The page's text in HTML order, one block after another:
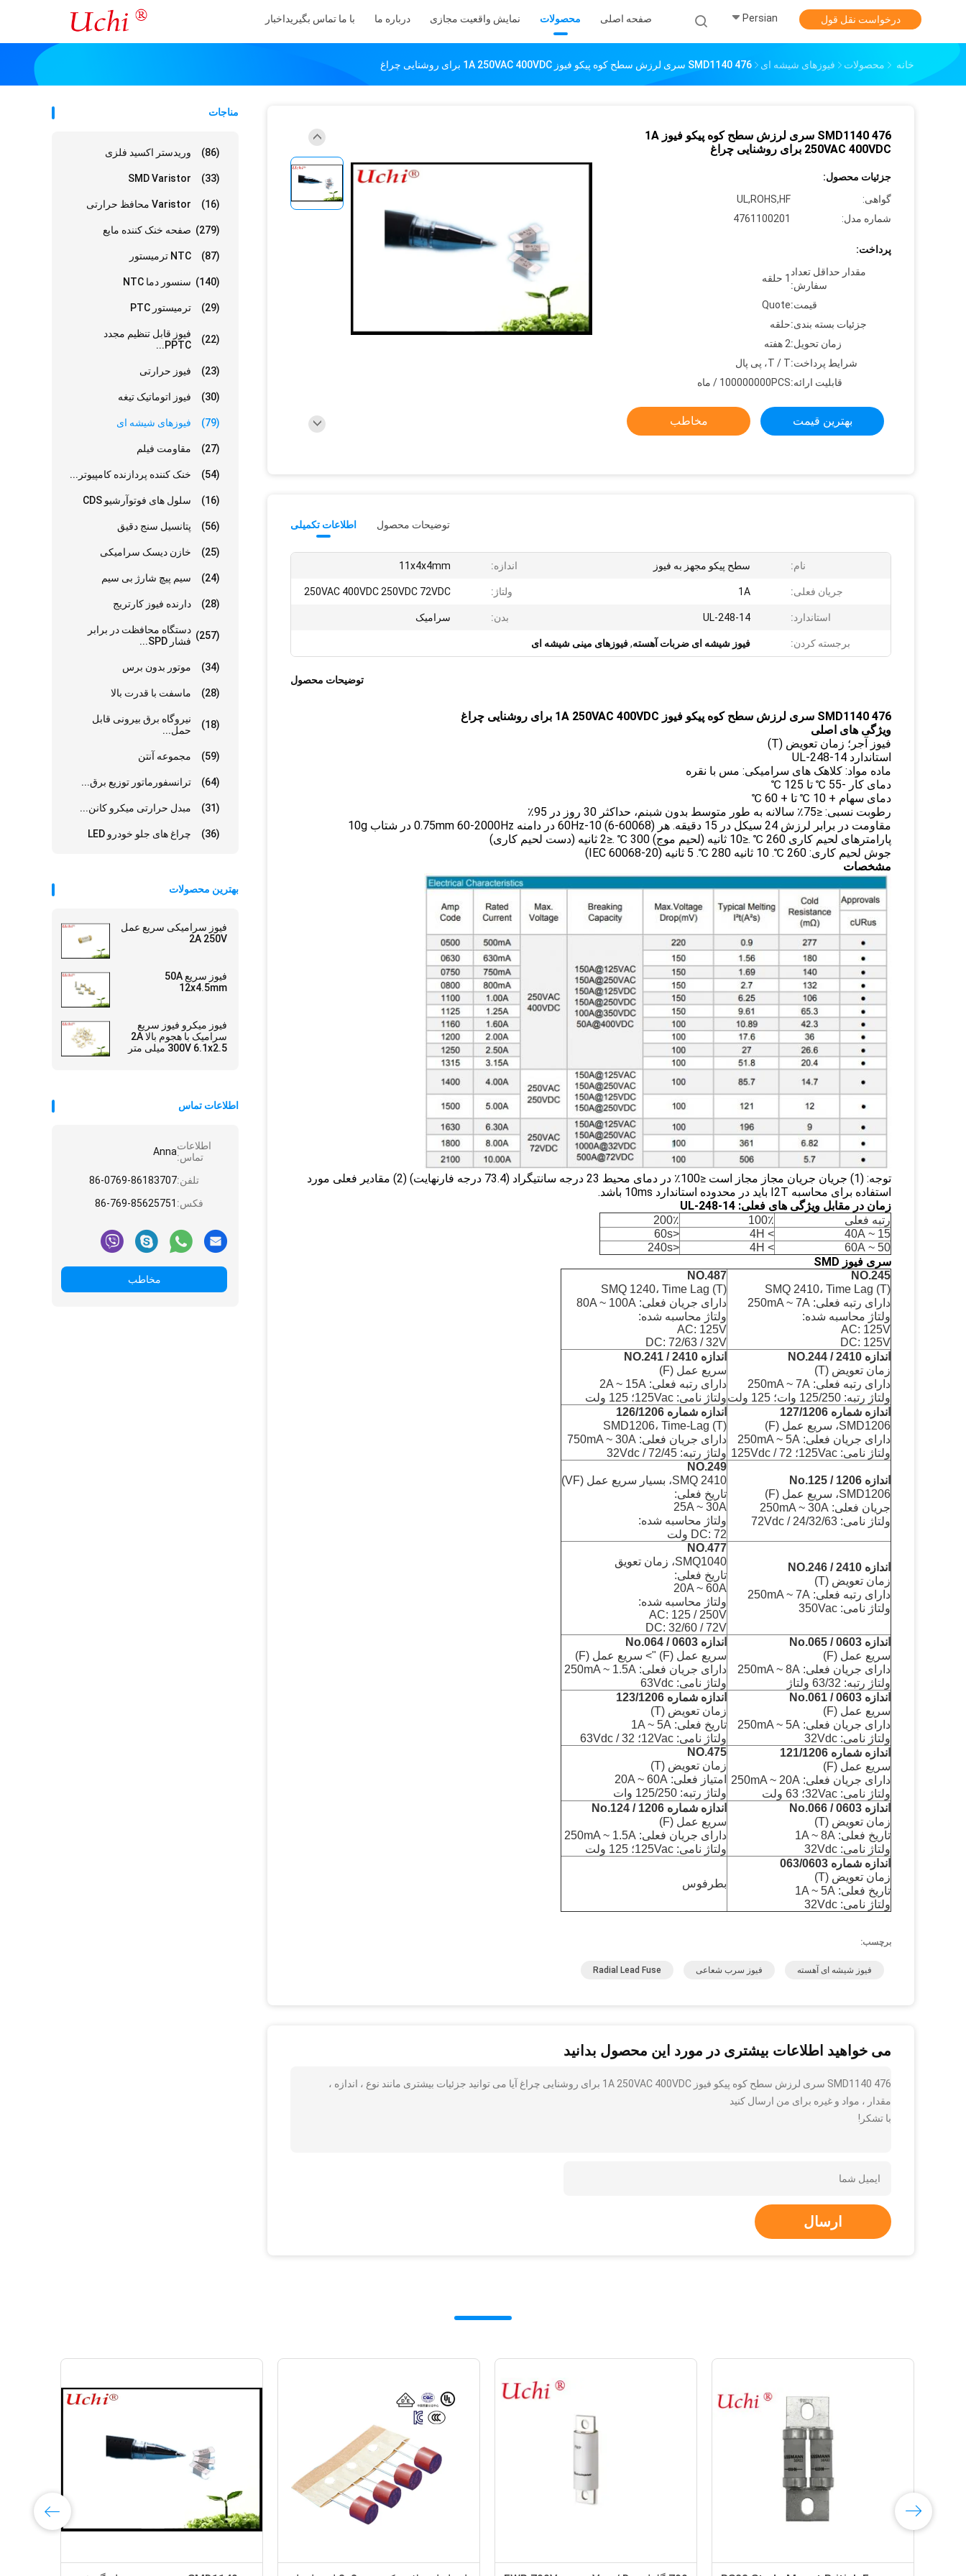
صفحه اصلی محصولات نمایش واقعیت مجازی درباره ما با ما تماس بگیریداخبار Persian درخواست نقل قول
خانه محصولات فیوزهای شیشه ای SMD1140 476 سری لرزش سطح کوه پیکو فیوز 1A 250VAC 400VDC برای روشنایی چراغ
مناجات
وریدستر اکسید فلزی (86)
SMD Varistor (33)
Varistor محافظ حرارتی (16)
صفحه خنک کننده مایع (279)
NTC ترمیستور (87)
سنسور دما NTC (140)
ترمیستور PTC (29)
فیوز قابل تنظیم مجدد
PPTC...
(22)
فیوز حرارتی (23)
فیوز اتوماتیک تیغه (30)
فیوزهای شیشه ای (79)
مقاومت فیلم (27)
خنک کننده پردازنده کامپیوتر... (54)
سلول های فوتوآرشیو CDS (16)
پتانسیل سنج دقیق (56)
خازن دیسک سرامیکی (25)
سیم پیچ شارژ بی سیم (24)
دارنده فیوز کارتریج (28)
دستگاه محافظت در برابر
فشار SPD...
(257)
موتور بدون برس (34)
ماسفت با قدرت بالا (28)
نیروگاه برق بیرونی قابل
حمل...
(18)
مجموعه آنتن (59)
ترانسفورماتور توزیع برق... (64)
مبدل حرارتی میکرو کانن... (31)
چراغ های جلو خودرو LED (36)
بهترین محصولات
فیوز سرامیکی سریع عمل
2A 250V
فيوز سريع 50A
12x4.5mm
فیوز میکرو فیوز سریع
سرامیک با هجوم بالا 2A
300V 6.1x2.5 میلی متر
اطلاعات تماس
اطلاعات
تماس:Anna
تلفن:86-0769-86183707
فکس: 86-769-85625751
مخاطب
SMD1140 476 سری لرزش سطح کوه پیکو فیوز 1A
250VAC 400VDC برای روشنایی چراغ
جزئیات محصول:
گواهی:
UL,ROHS,HF
شماره مدل:
4761100201
پرداخت:
مقدار حداقل تعداد
سفارش:
1 حلقه
قیمت:Quote
جزئیات بسته بندی:حلقه
زمان تحویل:2 هفته
شرایط پرداخت:T / T، پی پال
قابلیت ارائه:100000000PCS / ماه
بهترین قیمت مخاطب
اطلاعات تکمیلی توضیحات محصول
نام: سطح پیکو مجهز به فیوز اندازه: 11x4x4mm
جریان فعلی: 1A ولتاژ: 250VAC 400VDC 250VDC 72VDC
استاندارد: UL-248-14 بدن: سرامیک
برجسته کردن: فیوز شیشه ای ضربات آهسته,فیوزهای مینی شیشه ای
توضیحات محصول
SMD1140 476 سری لرزش سطح کوه پیکو فیوز 1A 250VAC 400VDC برای روشنایی چراغ
ویژگی های اصلی
فیوز آجر؛ زمان تعویض (T)
استاندارد UL-248-14
ماده مواد: کلاهک های سرامیکی: مس با نقره
دمای کار -55 ℃ تا 125 ℃
دمای سهام + 10 ℃ تا + 60 ℃
رطوبت نسبی: ≤75٪ سالانه به طور متوسط ​​بدون شبنم، حداکثر 30 روز در 95٪
مقاومت در برابر لرزش 24 سیکل در 15 دقیقه. هر (60068-6) 10-60Hz در دامنه 0.75mm 60-2000Hz در شتاب 10g
پارامترهای لحیم کاری 260 ℃ .≤10 ثانیه (لحیم موج) 300 ℃ .≤2 ثانیه (دست لحیم کاری)
جوش لحیم کاری: 260 ℃. 10 ثانیه 280 ℃. 5 ثانیه (IEC 60068-20)
مشخصات
توجه: (1) جریان جریان مجاز مجاز است ≤100٪ در دمای محیط 23 درجه سانتیگراد (73.4 درجه فارنهایت) (2) مقادیر فعلی مورد
استفاده برای محاسبه I2T باید در محدوده استاندارد 10ms باشد.
زمان در مقابل ویژگی های فعلی: UL-248-14
رتبه فعلی 100٪
200٪
15 ~ 40A
> 4H
<60s
50 ~ 60A
> 4H
<240s
سری فیوز SMD
NO.245
SMQ 2410، Time Lag (T)
دارای رتبه فعلی: 250mA ~ 7A
ولتاژ محاسبه شده:
AC: 125V
DC: 125V
NO.487
SMQ 1240، Time Lag (T)
دارای جریان فعلی: 80A ~ 100A
ولتاژ محاسبه شده:
AC: 125V
DC: 72/63 / 32V
اندازه NO.244 / 2410
زمان تعویض (T)
دارای رتبه فعلی: 250mA ~ 7A
ولتاژ رتبه: 125/250 وات؛ 125 ولت
اندازه NO.241 / 2410
سریع عمل (F)
دارای رتبه فعلی: 2A ~ 15A
ولتاژ نامی: 125Vac؛ 125 ولت
اندازه شماره 127/1206
SMD1206، سریع عمل (F)
دارای جریان فعلی: 250mA ~ 5A
ولتاژ نامی: 125Vac؛ 72 / 125Vdc
اندازه شماره 126/1206
SMD1206، Time-Lag (T)
دارای جریان فعلی: 750mA ~ 30A
ولتاژ رتبه: 72/45 / 32Vdc
اندازه No.125 / 1206
SMD1206، سریع عمل (F)
جریان فعلی: 250mA ~ 30A
ولتاژ نامی: 24/32/63 / 72Vdc
NO.249
SMQ 2410، بسیار سریع عمل (VF)
تاریخ فعلی:
25A ~ 30A
ولتاژ محاسبه شده:
DC: 72 ولت
اندازه NO.246 / 2410
زمان تعویض (T)
دارای رتبه فعلی: 250mA ~ 7A
ولتاژ نامی: 350Vac
NO.477
SMQ1040، زمان تعویق
تاریخ فعلی:
20A ~ 60A
ولتاژ محاسبه شده:
AC: 125 / 250V
DC: 32/60 / 72V
اندازه No.065 / 0603
سریع عمل (F)
دارای جریان فعلی: 250mA ~ 8A
ولتاژ رتبه: 63/32 ولتاژ
اندازه No.064 / 0603
سریع عمل (F) "> سریع عمل (F)
دارای جریان فعلی: 250mA ~ 1.5A
ولتاژ نامی: 63Vdc
اندازه No.061 / 0603
سریع عمل (F)
دارای جریان فعلی: 250mA ~ 5A
ولتاژ نامی: 32Vdc
اندازه شماره 123/1206
زمان تعویض (T)
تاریخ فعلی: 1A ~ 5A
ولتاژ نامی: 12Vac؛ 32 / 63Vdc
اندازه شماره 121/1206
سریع عمل (F)
دارای جریان فعلی: 250mA ~ 20A
ولتاژ نامی: 32Vac؛ 63 ولت
NO.475
زمان تعویض (T)
امتیاز فعلی: 20A ~ 60A
ولتاژ رتبه: 125/250 وات
اندازه No.066 / 0603
زمان تعویض (T)
تاریخ فعلی: 1A ~ 8A
ولتاژ نامی: 32Vdc
اندازه شماره No.124 / 1206
سریع عمل (F)
دارای جریان فعلی: 250mA ~ 1.5A
ولتاژ نامی: 125Vac؛ 125 ولت
اندازه شماره 063/0603
زمان تعویض (T)
تاریخ فعلی: 1A ~ 5A
ولتاژ نامی: 32Vdc
بطرفوس
برچسب:
فیوز شیشه ای آهسته فیوز سرب شعاعی Radial Lead Fuse
می خواهید اطلاعات بیشتری در مورد این محصول بدانید
SMD1140 476 سری لرزش سطح کوه پیکو فیوز 1A 250VAC 400VDC برای روشنایی چراغ آیا می توانید جزئیات بیشتری مانند نوع ، اندازه ،
مقدار ، مواد و غیره برای من ارسال کنید
با تشکر!
ارسال